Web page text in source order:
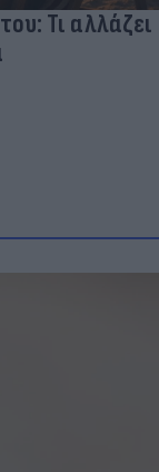
Τι αλλάζει